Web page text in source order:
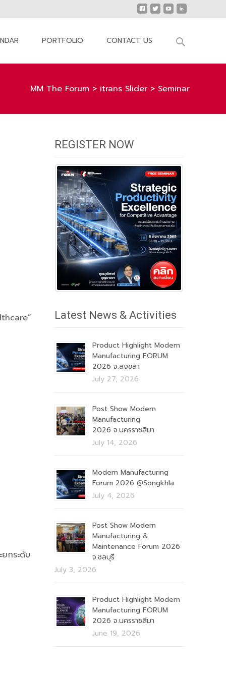
PORTFOLIO CONTACT US
Search
MM The Forum > itrans Slider > Seminar
กระดับ
REGISTER NOW
Latest News & Activities
Product Highlight Modern
Manufacturing FORUM
2026 จ.สงขลา
July 27, 2026
Post Show Modern
Manufacturing
2026 จ.นครราชสีมา
July 14, 2026
Modern Manufacturing
Forum 2026 @Songkhla
July 4, 2026
Post Show Modern
Manufacturing &
Maintenance Forum 2026
จ.ชลบุรี
July 3, 2026
Product Highlight Modern
Manufacturing FORUM
2026 จ.นครราชสีมา
June 19, 2026